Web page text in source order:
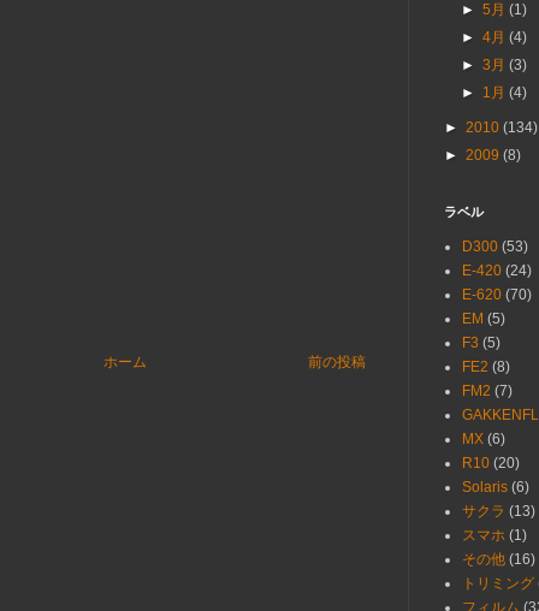
前の投稿
ホーム
►5月(1)
►4月(4)
►3月(3)
► 1月(4)
► 2010 (134)
► 2009 (8)
ラベル
D300 (53)
E-420 (24)
E-620 (70)
EM (5)
F3 (5)
FE2 (8)
FM2 (7)
MX (6)
R10 (20)
Solaris (6)
サクラ (13)
スマホ (1)
その他 (16)
トリミング
フィルム